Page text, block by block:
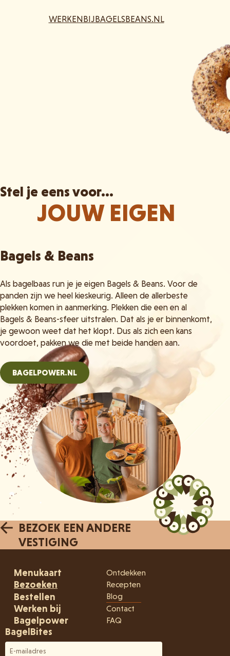
WERKENBIJBAGELSBEANS.NL
Stel je eens voor...
JOUW EIGEN
Bagels & Beans
Als bagelbaas run je je eigen Bagels & Beans. Voor de
panden zijn we heel kieskeurig. Alleen de allerbeste
plekken komen in aanmerking. Plekken die een en al
Bagels & Beans-sfeer uitstralen. Dat als je er binnenkomt,
je gewoon weet dat het klopt. Dus als zich een kans
voordoet, pakken we die met beide handen aan.
BAGELPOWER.NL
BEZOEK EEN ANDERE
VESTIGING
Menukaart
Bezoeken
Bestellen
Werken bij
Bagelpower
Ontdekken
Recepten
Blog
Contact
FAQ
BagelBites